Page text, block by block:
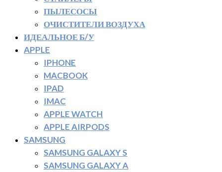
ПЫЛЕСОСЫ
ОЧИСТИТЕЛИ ВОЗДУХА
ИДЕАЛЬНОЕ Б/У
APPLE
IPHONE
MACBOOK
IPAD
IMAC
APPLE WATCH
APPLE AIRPODS
SAMSUNG
SAMSUNG GALAXY S
SAMSUNG GALAXY A